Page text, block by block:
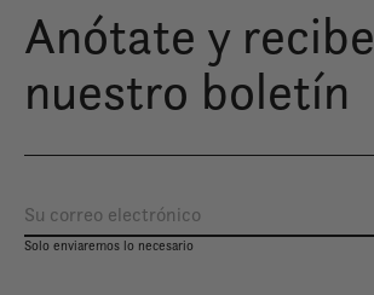
Anótate y recibe
nuestro boletín
Solo enviaremos lo necesario